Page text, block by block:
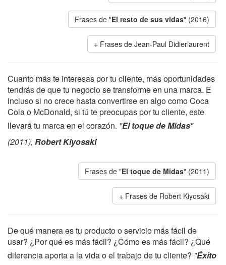
Frases de "El resto de sus vidas" (2016)
Frases de Jean-Paul Didierlaurent
Cuanto más te interesas por tu cliente, más oportunidades
tendrás de que tu negocio se transforme en una marca. E
incluso si no crece hasta convertirse en algo como Coca
Cola o McDonald, si tú te preocupas por tu cliente, este
llevará tu marca en el corazón. "El toque de Midas"
(2011), Robert Kiyosaki
Frases de "El toque de Midas" (2011)
Frases de Robert Kiyosaki
De qué manera es tu producto o servicio más fácil de
usar? ¿Por qué es más fácil? ¿Cómo es más fácil? ¿Qué
diferencia aporta a la vida o el trabajo de tu cliente? "Éxito